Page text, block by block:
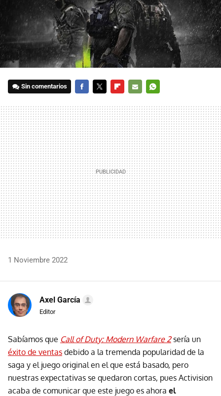
Sin comentarios
MAIL
1 Noviembre 2022
Axel García
Editor
Sabíamos que Call of Duty: Modern Warfare 2sería un
éxito de ventas debido a la tremenda popularidad de la
saga y el juego original en el que está basado, pero
nuestras expectativas se quedaron cortas, pues Activision
acaba de comunicar que este juego es ahora el